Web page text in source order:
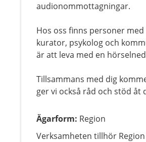
audionommottagningar.
Hos oss finns personer
kurator, psykolog och
är att leva med en
Tillsammans med dig
ger vi också råd och stöd åt
Ägarform: Region
Verksamheten tillhör Region